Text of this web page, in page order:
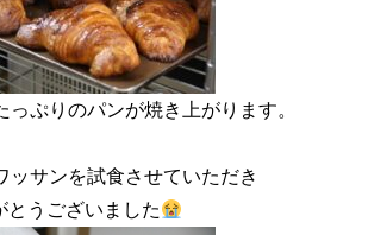
っぷりのパンが焼き上がります。
ッサンを試食させていただき
うございました